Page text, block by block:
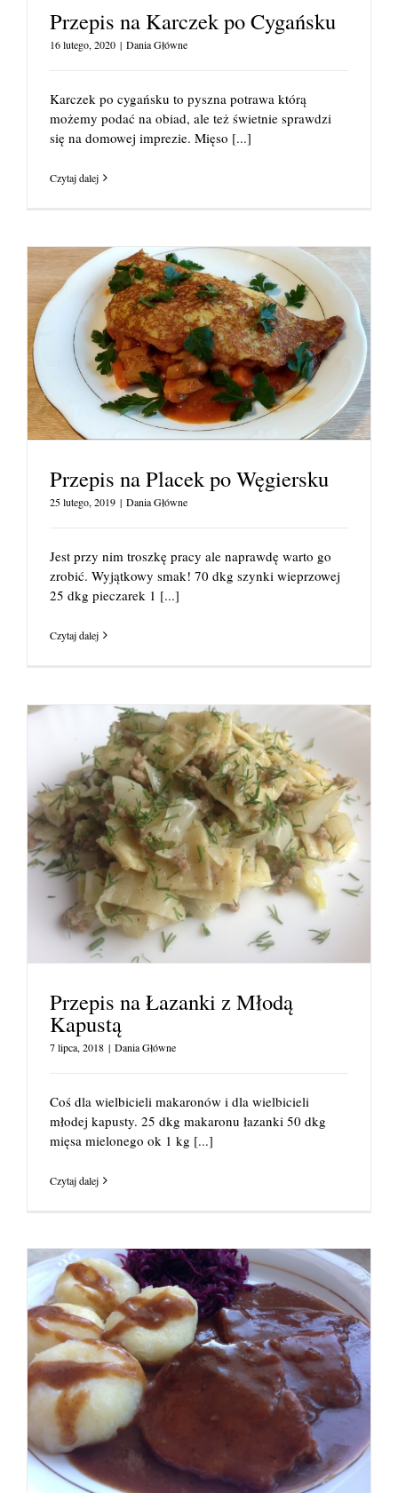
Przepis na Karczek po Cygańsku
16 lutego, 2020 | Dania Główne
Karczek po cygańsku to pyszna potrawa którą
możemy podać na obiad, ale też świetnie sprawdzi
się na domowej imprezie. Mięso [...]
Czytaj dalej
Przepis na Placek po Węgiersku
25 lutego, 2019 | Dania Główne
Jest przy nim troszkę pracy ale naprawdę warto go
zrobić. Wyjątkowy smak! 70 dkg szynki wieprzowej
25 dkg pieczarek 1 [...]
Czytaj dalej
Przepis na Łazanki z Młodą
Kapustą
7 lipca, 2018 | Dania Główne
Coś dla wielbicieli makaronów i dla wielbicieli
młodej kapusty. 25 dkg makaronu łazanki 50 dkg
mięsa mielonego ok 1 kg [...]
Czytaj dalej